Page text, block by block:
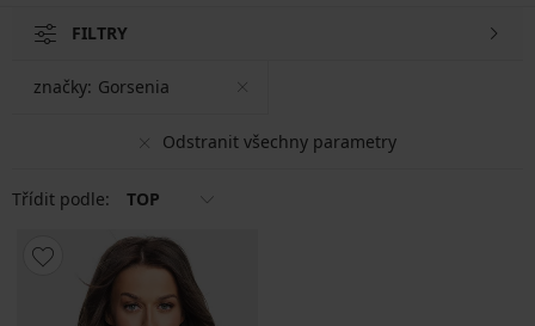
FILTRY
Odstranit všechny parametry
značky: Gorsenia
Třídit podle: TOP